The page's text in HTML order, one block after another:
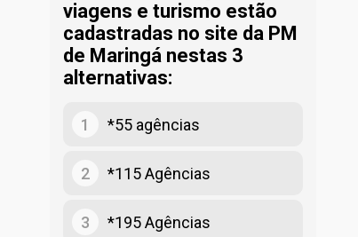
viagens e turismo estão
cadastradas no site da PM
de Maringá nestas 3
alternativas:
1 *55 agências
2 *115 Agências
3 *195 Agências